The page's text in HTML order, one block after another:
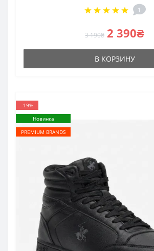
1
3 190₴ 2 390₴
В КОРЗИНУ
-19%
Новинка
PREMIUM BRANDS